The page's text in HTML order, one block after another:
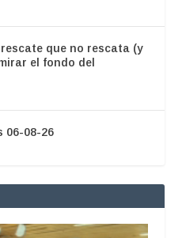
que no rescata (y
el fondo del
06-08-26